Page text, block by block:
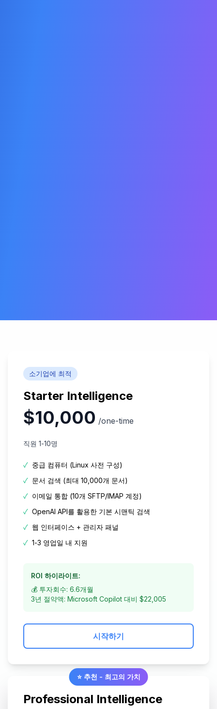
소기업에 최적
Starter Intelligence
$10,000 /one-time
직원 1-10명
✓ 중급 컴퓨터 (Linux 사전 구성)
✓ 문서 검색 (최대 10,000개 문서)
✓ 이메일 통합 (10개 SFTP/IMAP 계정)
✓ OpenAI API를 활용한 기본 시맨틱 검색
✓ 웹 인터페이스 + 관리자 패널
✓ 1-3 영업일 내 지원
ROI 하이라이트:
💰 투자회수: 6.6개월
3년 절약액: Microsoft Copilot 대비 $22,005
시작하기
⭐ 추천 - 최고의 가치
Professional Intelligence